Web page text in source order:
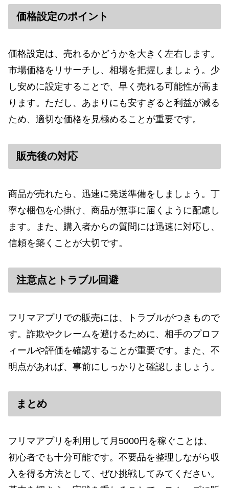
価格設定のポイント
価格設定は、売れるかどうかを大きく左右します。
市場価格をリサーチし、相場を把握しましょう。少
し安めに設定することで、早く売れる可能性が高ま
ります。ただし、あまりにも安すぎると利益が減る
ため、適切な価格を見極めることが重要です。
販売後の対応
商品が売れたら、迅速に発送準備をしましょう。丁
寧な梱包を心掛け、商品が無事に届くように配慮し
ます。また、購入者からの質問には迅速に対応し、
信頼を築くことが大切です。
注意点とトラブル回避
フリマアプリでの販売には、トラブルがつきもので
す。詐欺やクレームを避けるために、相手のプロフ
ィールや評価を確認することが重要です。また、不
明点があれば、事前にしっかりと確認しましょう。
まとめ
フリマアプリを利用して月5000円を稼ぐことは、
初心者でも十分可能です。不要品を整理しながら収
入を得る方法として、ぜひ挑戦してみてください。